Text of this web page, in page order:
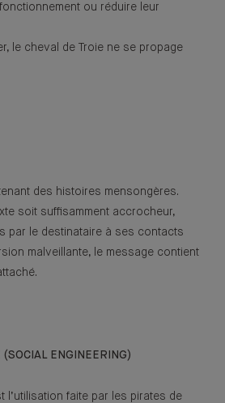
ou réduire leur
le cheval de Troie ne se propage
des histoires mensongères.
soit suffisamment accrocheur,
par le destinataire à ses contacts
malveillante, le message contient
(SOCIAL ENGINEERING)
l’utilisation faite par les pirates de